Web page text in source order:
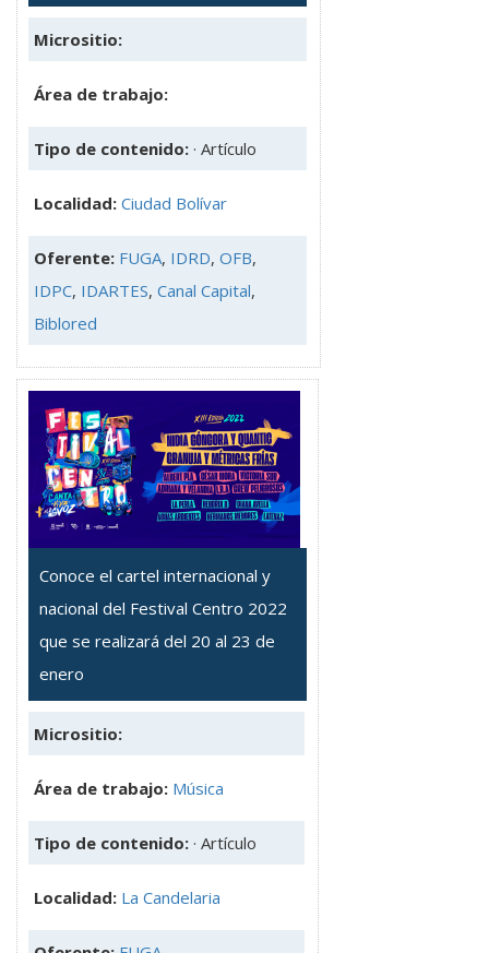
Micrositio:
Área de trabajo:
Tipo de contenido: · Artículo
Localidad: Ciudad Bolívar
Oferente: FUGA, IDRD, OFB,
IDPC, IDARTES, Canal Capital,
Biblored
Conoce el cartel internacional y
nacional del Festival Centro 2022
que se realizará del 20 al 23 de
enero
Micrositio:
Área de trabajo: Música
Tipo de contenido: · Artículo
Localidad: La Candelaria